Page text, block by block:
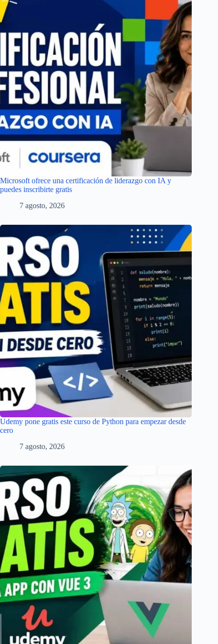
Microsoft ofrece una certificación de liderazgo con IA y
puedes inscribirte gratis
7 agosto, 2026
Udemy pone gratis este curso de Python para empezar desde
cero
7 agosto, 2026